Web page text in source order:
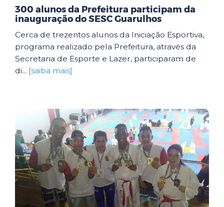
300 alunos da Prefeitura participam da
inauguração do SESC Guarulhos
Cerca de trezentos alunos da Iniciação Esportiva,
programa realizado pela Prefeitura, através da
Secretaria de Esporte e Lazer, participaram de
di... [saiba mais]